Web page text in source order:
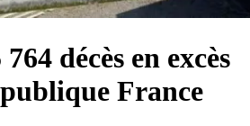
décès en excès
France